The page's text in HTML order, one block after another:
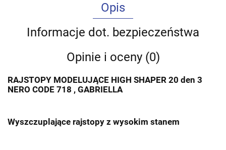
Opis
Informacje dot. bezpieczeństwa
Opinie i oceny (0)
RAJSTOPY MODELUJĄCE HIGH SHAPER 20 den 3
NERO CODE 718 , GABRIELLA
Wyszczuplające rajstopy z wysokim stanem